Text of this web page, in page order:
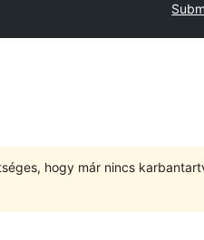
hogy már nincs